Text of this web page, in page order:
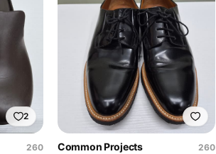
2
260
Common Projects
260